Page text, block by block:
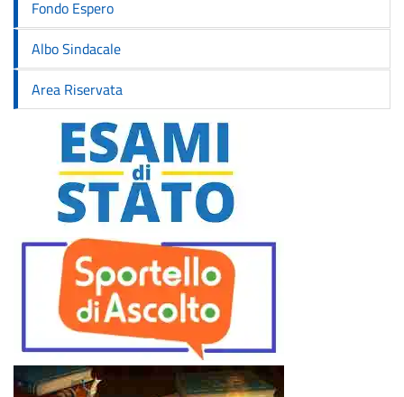
Fondo Espero
Albo Sindacale
Area Riservata